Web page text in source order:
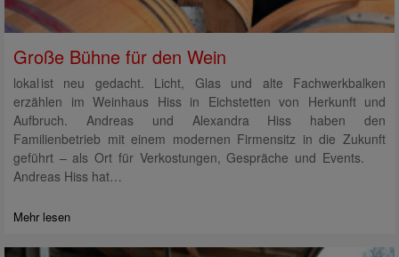
Große Bühne für den Wein
lokal ist neu gedacht. Licht, Glas und alte Fachwerkbalken
erzählen im Weinhaus Hiss in Eichstetten von Herkunft und
Aufbruch. Andreas und Alexandra Hiss haben den
Familienbetrieb mit einem modernen Firmensitz in die Zukunft
geführt – als Ort für Verkostungen, Gespräche und Events.
Andreas Hiss hat…
Mehr lesen